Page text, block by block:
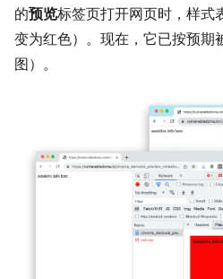
的预览标签页打开网页时，样式
变为红色）。现在，它已按预期
图）。